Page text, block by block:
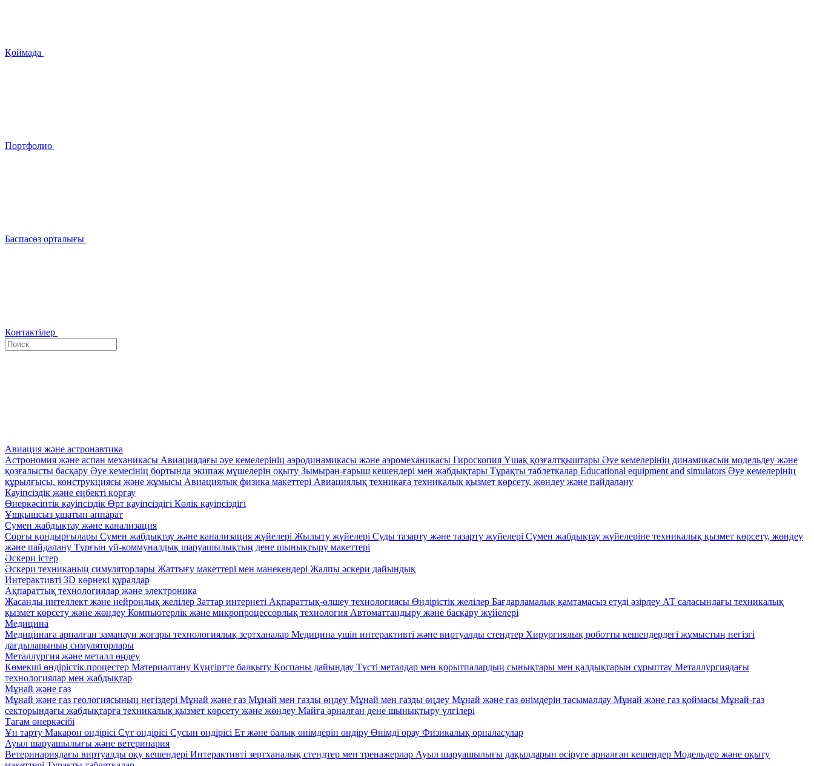
Қоймада
Портфолио
Баспасөз орталығы
Контактілер
Авиация және астронавтика
Астрономия және аспан механикасы Авиациядағы әуе кемелерінің аэродинамикасы және аэромеханикасы Гироскопия Ұшақ қозғалтқыштары Әуе кемелерінің динамикасын модельдеу және
қозғалысты басқару Әуе кемесінің бортында экипаж мүшелерін оқыту Зымыран-ғарыш кешендері мен жабдықтары Тұрақты таблеткалар Educational equipment and simulators Әуе кемелерінің
құрылғысы, конструкциясы және жұмысы Авиациялық физика макеттері Авиациялық техникаға техникалық қызмет көрсету, жөндеу және пайдалану
Қауіпсіздік және еңбекті қорғау
Өнеркәсіптік қауіпсіздік Өрт қауіпсіздігі Көлік қауіпсіздігі
Ұшқышсыз ұшатын аппарат
Сумен жабдықтау және канализация
Сорғы қондырғылары Сумен жабдықтау және канализация жүйелері Жылыту жүйелері Суды тазарту және тазарту жүйелері Сумен жабдықтау жүйелеріне техникалық қызмет көрсету, жөндеу
және пайдалану Тұрғын үй-коммуналдық шаруашылықтың дене шынықтыру макеттері
Әскери істер
Әскери техниканың симуляторлары Жаттығу макеттері мен манекендері Жалпы әскери дайындық
Интерактивті 3D көрнекі құралдар
Ақпараттық технологиялар және электроника
Жасанды интеллект және нейрондық желілер Заттар интернеті Ақпараттық-өлшеу технологиясы Өндірістік желілер Бағдарламалық қамтамасыз етуді әзірлеу АТ саласындағы техникалық
қызмет көрсету және жөндеу Компьютерлік және микропроцессорлық технология Автоматтандыру және басқару жүйелері
Медицина
Медицинаға арналған заманауи жоғары технологиялық зертханалар Медицина үшін интерактивті және виртуалды стендтер Хирургиялық роботты кешендердегі жұмыстың негізгі
дағдыларының симуляторлары
Металлургия және металл өңдеу
Көмекші өндірістік процестер Материалтану Күңгіртте балқыту Қоспаны дайындау Түсті металдар мен қорытпалардың сынықтары мен қалдықтарын сұрыптау Металлургиядағы
технологиялар мен жабдықтар
Мұнай және газ
Мұнай және газ геологиясының негіздері Мұнай және газ Мұнай мен газды өңдеу Мұнай мен газды өңдеу Мұнай және газ өнімдерін тасымалдау Мұнай және газ қоймасы Мұнай-газ
секторындағы жабдықтарға техникалық қызмет көрсету және жөндеу Майға арналған дене шынықтыру үлгілері
Тағам өнеркәсібі
Ұн тарту Макарон өндірісі Сүт өндірісі Сусын өндірісі Ет және балық өнімдерін өндіру Өнімді орау Физикалық орналасулар
Ауыл шаруашылығы және ветеринария
Ветеринариядағы виртуалды оқу кешендері Интерактивті зертханалық стендтер мен тренажерлар Ауыл шаруашылығы дақылдарын өсіруге арналған кешендер Модельдер және оқыту